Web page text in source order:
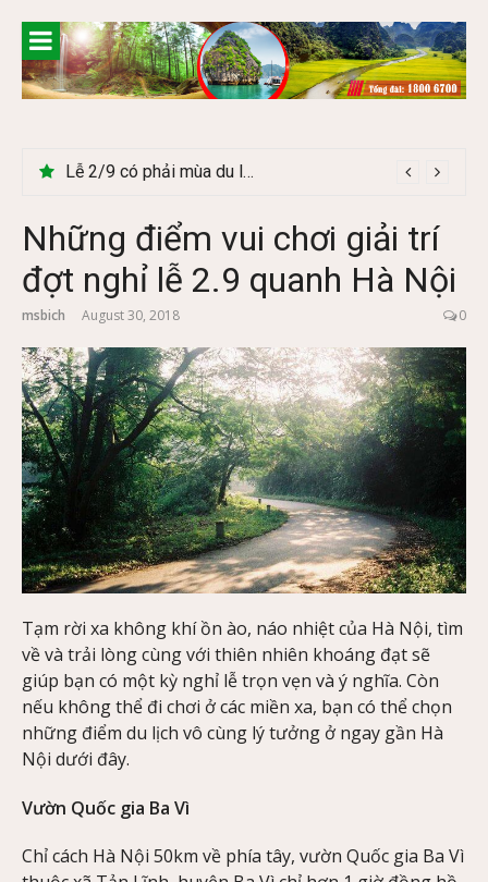
content
Lễ 2/9 có phải mùa du lịch Hà Giang đẹp không?
Những điểm vui chơi giải trí
đợt nghỉ lễ 2.9 quanh Hà Nội
msbich August 30, 2018 0
Tạm rời xa không khí ồn ào, náo nhiệt của Hà Nội, tìm
về và trải lòng cùng với thiên nhiên khoáng đạt sẽ
giúp bạn có một kỳ nghỉ lễ trọn vẹn và ý nghĩa. Còn
nếu không thể đi chơi ở các miền xa, bạn có thể chọn
những điểm du lịch vô cùng lý tưởng ở ngay gần Hà
Nội dưới đây.
Vườn Quốc gia Ba Vì
Chỉ cách Hà Nội 50km về phía tây, vườn Quốc gia Ba Vì